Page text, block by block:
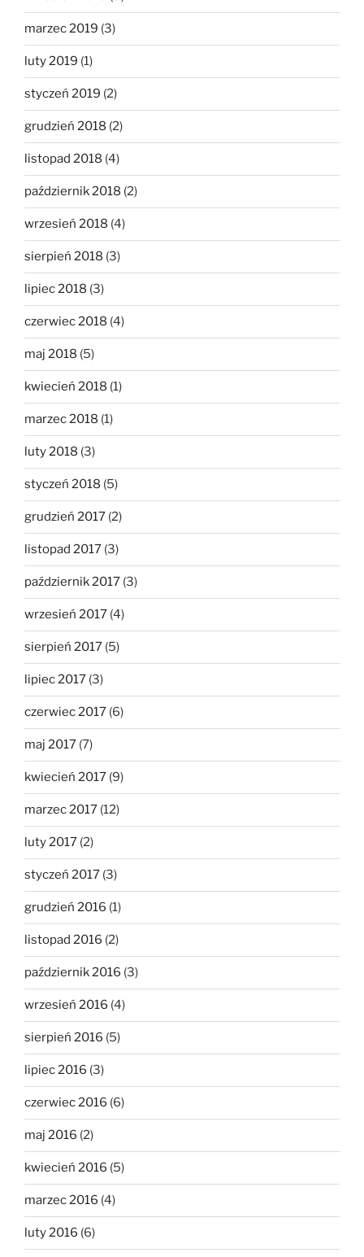
marzec 2019 (3)
luty 2019 (1)
styczeń 2019 (2)
grudzień 2018 (2)
listopad 2018 (4)
październik 2018 (2)
wrzesień 2018 (4)
sierpień 2018 (3)
lipiec 2018 (3)
czerwiec 2018 (4)
maj 2018 (5)
kwiecień 2018 (1)
marzec 2018 (1)
luty 2018 (3)
styczeń 2018 (5)
grudzień 2017 (2)
listopad 2017 (3)
październik 2017 (3)
wrzesień 2017 (4)
sierpień 2017 (5)
lipiec 2017 (3)
czerwiec 2017 (6)
maj 2017 (7)
kwiecień 2017 (9)
marzec 2017 (12)
luty 2017 (2)
styczeń 2017 (3)
grudzień 2016 (1)
listopad 2016 (2)
październik 2016 (3)
wrzesień 2016 (4)
sierpień 2016 (5)
lipiec 2016 (3)
czerwiec 2016 (6)
maj 2016 (2)
kwiecień 2016 (5)
marzec 2016 (4)
luty 2016 (6)